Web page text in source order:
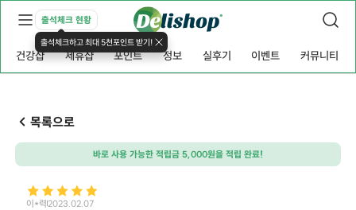
출석체크 현황
출석체크하고 최대 5천포인트 받기!
건강샵 제휴샵 포인트 정보 실후기 이벤트 커뮤니티
목록으로
바로 사용 가능한 적립금 5,000원을 적립 완료!
이*력2023.02.07